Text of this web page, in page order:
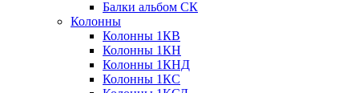
Балки альбом СК
Колонны
Колонны 1КВ
Колонны 1КН
Колонны 1КНД
Колонны 1КС